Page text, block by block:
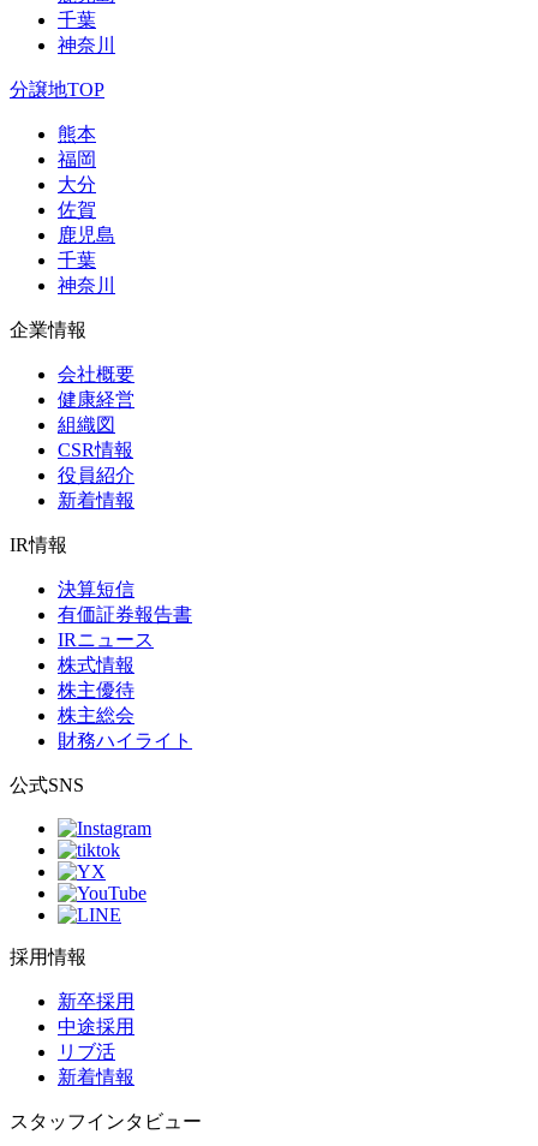
千葉
神奈川
分譲地TOP
熊本
福岡
大分
佐賀
鹿児島
千葉
神奈川
企業情報
会社概要
健康経営
組織図
CSR情報
役員紹介
新着情報
IR情報
決算短信
有価証券報告書
IRニュース
株式情報
株主優待
株主総会
財務ハイライト
公式SNS
採用情報
新卒採用
中途採用
リブ活
新着情報
スタッフインタビュー